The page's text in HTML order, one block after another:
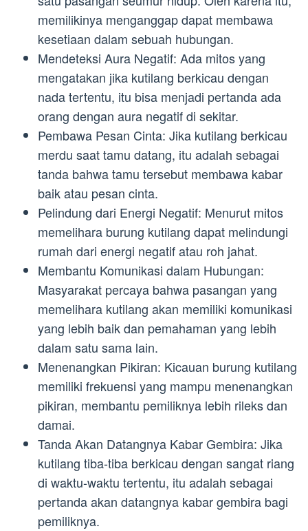
memilikinya menganggap dapat membawa
kesetiaan dalam sebuah hubungan.
Mendeteksi Aura Negatif: Ada mitos yang
mengatakan jika kutilang berkicau dengan
nada tertentu, itu bisa menjadi pertanda ada
orang dengan aura negatif di sekitar.
Pembawa Pesan Cinta: Jika kutilang berkicau
merdu saat tamu datang, itu adalah sebagai
tanda bahwa tamu tersebut membawa kabar
baik atau pesan cinta.
Pelindung dari Energi Negatif: Menurut mitos
memelihara burung kutilang dapat melindungi
rumah dari energi negatif atau roh jahat.
Membantu Komunikasi dalam Hubungan:
Masyarakat percaya bahwa pasangan yang
memelihara kutilang akan memiliki komunikasi
yang lebih baik dan pemahaman yang lebih
dalam satu sama lain.
Menenangkan Pikiran: Kicauan burung kutilang
memiliki frekuensi yang mampu menenangkan
pikiran, membantu pemiliknya lebih rileks dan
damai.
Tanda Akan Datangnya Kabar Gembira: Jika
kutilang tiba-tiba berkicau dengan sangat riang
di waktu-waktu tertentu, itu adalah sebagai
pertanda akan datangnya kabar gembira bagi
pemiliknya.